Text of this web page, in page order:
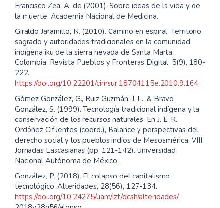
Francisco Zea, A. de (2001). Sobre ideas de la vida y de
la muerte. Academia Nacional de Medicina.
Giraldo Jaramillo, N. (2010). Camino en espiral. Territorio
sagrado y autoridades tradicionales en la comunidad
indígena iku de la sierra nevada de Santa Marta,
Colombia. Revista Pueblos y Fronteras Digital, 5(9), 180-
222.
https://doi.org/10.22201/cimsur.18704115e.2010.9.164
Gómez González, G., Ruiz Guzmán, J. L., & Bravo
González, S. (1999). Tecnología tradicional indígena y la
conservación de los recursos naturales. En J. E. R.
Ordóñez Cifuentes (coord.), Balance y perspectivas del
derecho social y los pueblos indios de Mesoamérica. VIII
Jornadas Lascasianas (pp. 121-142). Universidad
Nacional Autónoma de México.
González, P. (2018). El colapso del capitalismo
tecnológico. Alteridades, 28(56), 127-134.
https://doi.org/10.24275/uam/izt/dcsh/alteridades/